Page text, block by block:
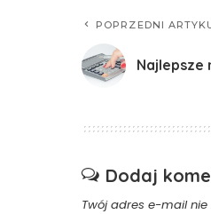
POPRZEDNI
Najlepsze
Dodaj
Twój adres e-mail